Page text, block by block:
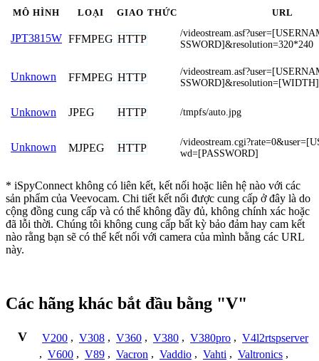
MÔ HÌNH LOẠI GIAO THỨC URL
JPT3815W FFMPEG HTTP
/
SSWORD]&resolution=320*240
Unknown FFMPEG HTTP
/
Unknown JPEG HTTP /tmpfs/auto.jpg
Unknown MJPEG HTTP
/
wd=[PASSWORD]
* iSpyConnect không có liên kết, kết nối hoặc liên hệ nào với các
sản phẩm của Veevocam. Chi tiết kết nối được cung cấp ở đây là do
cộng đồng cung cấp và có thể không đầy đủ, không chính xác hoặc
đã lỗi thời. Chúng tôi không cung cấp bất kỳ bảo đảm hay cam kết
nào rằng bạn sẽ có thể kết nối với camera của mình bằng các URL
này.
Các hãng khác bắt đầu bằng "V"
V V200 , V308 , V360 , V380 , V380pro , V4l2rtspserver
, V600 , V89 , Vacron , Vaddio , Vahti , Valtronics ,